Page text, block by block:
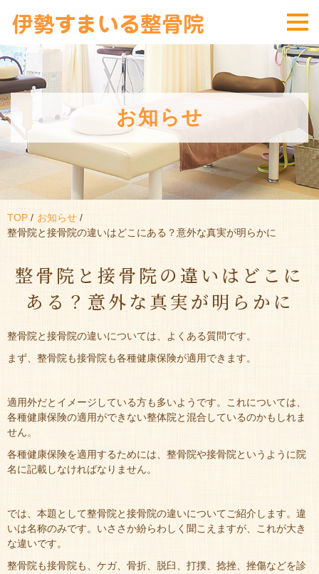
お知らせ
TOP
お知らせ
整骨院と接骨院の違いはどこにある？意外な真実が明らかに
整骨院と接骨院の違いはどこに
ある？意外な真実が明らかに
整骨院と接骨院の違いについては、よくある質問です。
まず、整骨院も接骨院も各種健康保険が適用できます。
適用外だとイメージしている方も多いようです。これについては、
各種健康保険の適用ができない整体院と混合しているのかもしれま
せん。
各種健康保険を適用するためには、整骨院や接骨院というように院
名に記載しなければなりません。
では、本題として整骨院と接骨院の違いについてご紹介します。違
いは名称のみです。いささか紛らわしく聞こえますが、これが大き
な違いです。
整骨院も接骨院も、ケガ、骨折、脱臼、打撲、捻挫、挫傷などを診